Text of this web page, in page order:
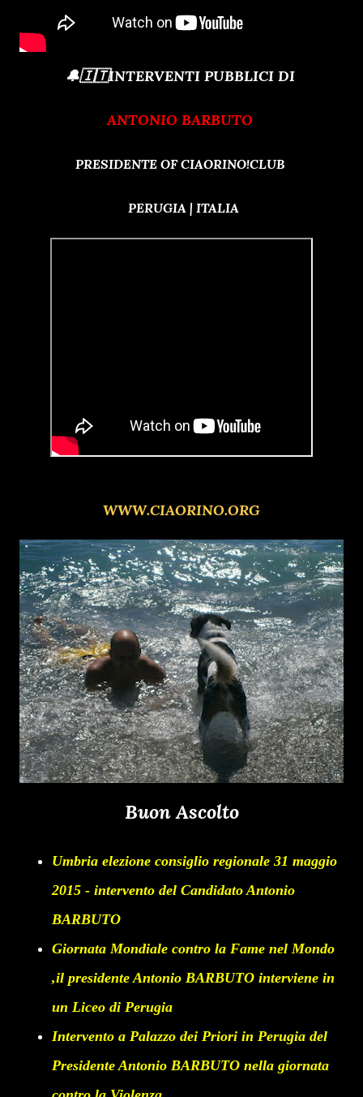
🔔🇮🇹INTERVENTI PUBBLICI DI
ANTONIO BARBUTO
PRESIDENTE OF CIAORINO!CLUB
PERUGIA | ITALIA
WWW.CIAORINO.ORG
Buon Ascolto
Umbria elezione consiglio regionale 31 maggio
2015 - intervento del Candidato Antonio
BARBUTO
Giornata Mondiale contro la Fame nel Mondo
,il presidente Antonio BARBUTO interviene in
un Liceo di Perugia
Intervento a Palazzo dei Priori in Perugia del
Presidente Antonio BARBUTO nella giornata